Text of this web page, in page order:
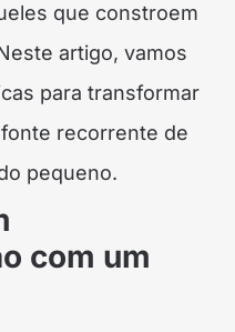
que constroem
artigo, vamos
para transformar
recorrente de
pequeno.
com um